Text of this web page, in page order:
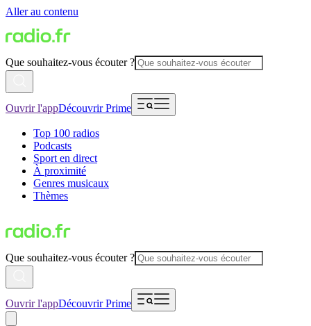
Aller au contenu
Que souhaitez-vous écouter ?
Ouvrir l'appDécouvrir Prime
Top 100 radios
Podcasts
Sport en direct
À proximité
Genres musicaux
Thèmes
Que souhaitez-vous écouter ?
Ouvrir l'appDécouvrir Prime